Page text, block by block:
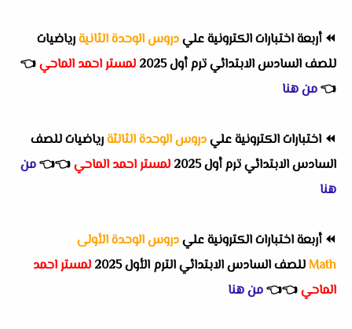
⏪أربعة اختبارات الكترونية عليدروس الوحدة الثانيةرياضيات
للصف السادس الابتدائي ترم أول 2025
لمستر احمد الماحي👈
👈من هنا
⏪ اختبارات الكترونية عليدروس الوحدة الثالثةرياضيات للصف
السادس الابتدائي ترم أول 2025
لمستر احمد الماحي👈
👈من
هنا
⏪أربعة اختبارات الكترونية عليدروس الوحدة الأولى
Math للصف السادس الابتدائي الترم الأول 2025
لمستر احمد
الماحي👈
👈من هنا